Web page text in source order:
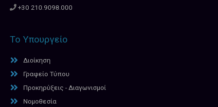
+30 210.9098.000
Το Υπουργείο
Διοίκηση
Γραφείο Τύπου
Προκηρύξεις - Διαγωνισμοί
Νομοθεσία